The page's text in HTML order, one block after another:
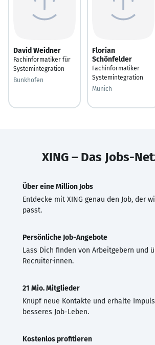
David Weidner
Fachinformatiker für
Systemintegration
Bunkhofen
Florian
Schönfelder
Fachinformatiker
Systemintegration
Munich
XING – Das Jobs-
Über eine Million Jobs
Entdecke mit XING genau den Job, der
passt.
Persönliche Job-Angebote
Lass Dich finden von Arbeitgebern und
Recruiter·innen.
21 Mio. Mitglieder
Knüpf neue Kontakte und erhalte
besseres Job-Leben.
Kostenlos profitieren